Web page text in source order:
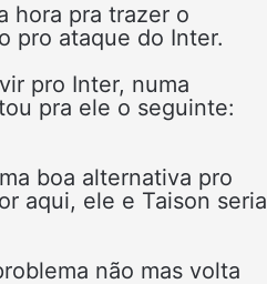
hora pra trazer o
pro ataque do Inter.
pro Inter, numa
pra ele o seguinte:
boa alternativa pro
aqui, ele e Taison seria
não mas volta